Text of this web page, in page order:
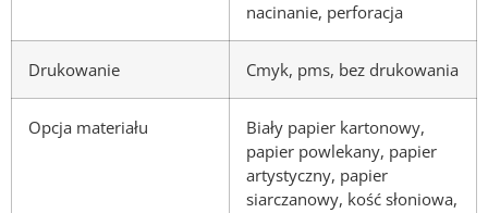
nacinanie, perforacja
Drukowanie Cmyk, pms, bez drukowania
Opcja materiału
Biały papier kartonowy,
papier powlekany, papier
artystyczny, papier
siarczanowy, kość słoniowa,